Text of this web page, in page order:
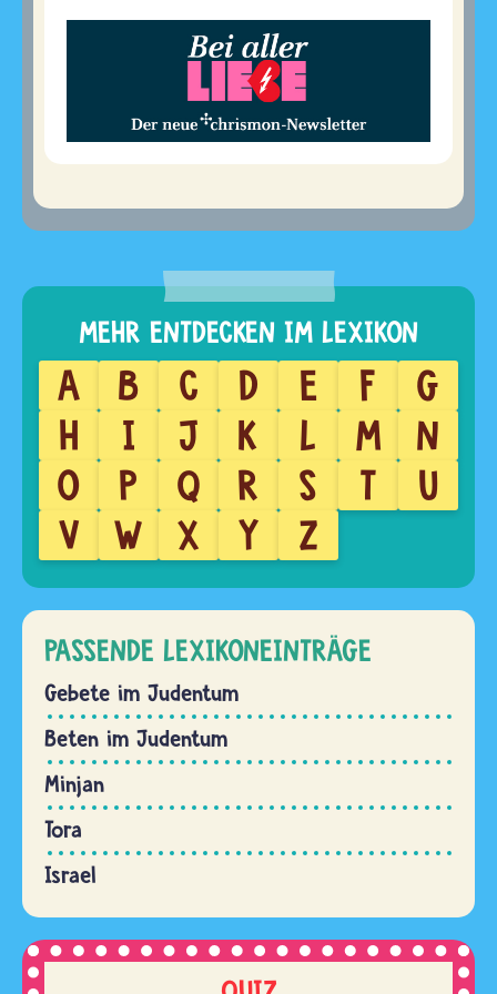
A B C D E F
G
H
I J K L M
N
O
P Q R S T
U
V
W X Y Z
PASSENDE LEXIKONEINTRÄGE
Gebete im Judentum
Beten im Judentum
Minjan
Tora
Israel